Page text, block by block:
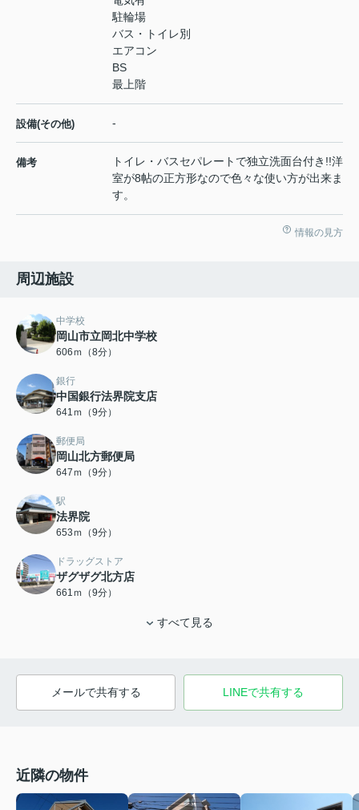
駐輪場
バス・トイレ別
エアコン
BS
最上階
設備(その他) -
備考
トイレ・バスセパレートで独立洗面台付き!!洋
室が8帖の正方形なので色々な使い方が出来ま
す。
情報の見方
周辺施設
中学校
岡山市立岡北中学校
606ｍ（8分）
銀行
中国銀行法界院支店
641ｍ（9分）
郵便局
岡山北方郵便局
647ｍ（9分）
駅
法界院
653ｍ（9分）
ドラッグストア
ザグザグ北方店
661ｍ（9分）
すべて見る
メールで共有する LINEで共有する
近隣の物件